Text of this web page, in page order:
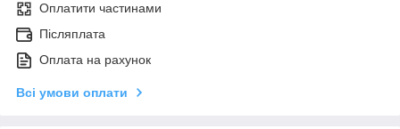
Оплатити частинами
Післяплата
Оплата на рахунок
Всі умови оплати